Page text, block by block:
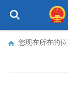
您现在所在的位